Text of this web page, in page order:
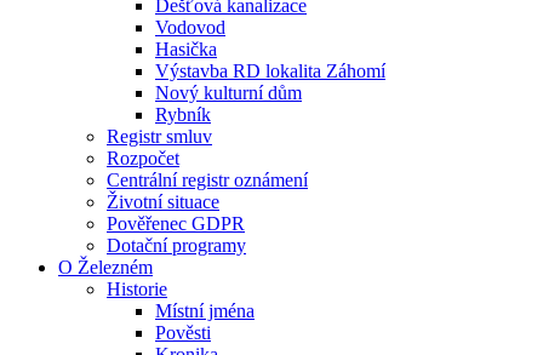
Dešťová kanalizace
Vodovod
Hasička
Výstavba RD lokalita Záhomí
Nový kulturní dům
Rybník
Registr smluv
Rozpočet
Centrální registr oznámení
Životní situace
Pověřenec GDPR
Dotační programy
O Železném
Historie
Místní jména
Pověsti